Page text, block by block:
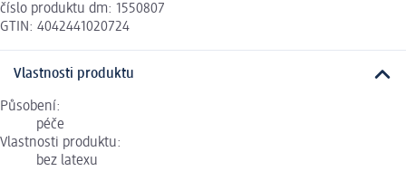
číslo produktu dm: 1550807
GTIN: 4042441020724
Vlastnosti produktu
Působení:
péče
Vlastnosti produktu:
bez latexu